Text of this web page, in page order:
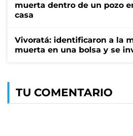
muerta dentro de un pozo
casa
Vivoratá: identificaron a la
muerta en una bolsa y se
TU COMENTARIO